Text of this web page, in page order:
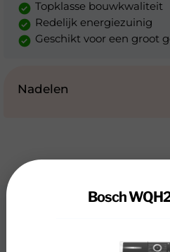
Topklasse bouwkwaliteit
Redelijk energiezuinig
Geschikt voor een groot
Nadelen
Bosch